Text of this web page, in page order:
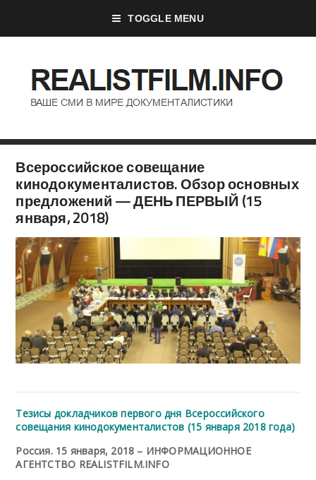
TOGGLE MENU
Всероссийское совещание
кинодокументалистов. Обзор основных
предложений — ДЕНЬ ПЕРВЫЙ (15
января, 2018)
Тезисы докладчиков первого дня Всероссийского
совещания кинодокументалистов (15 января 2018 года)
Россия. 15 января, 2018 – ИНФОРМАЦИОННОЕ
АГЕНТСТВО REALISTFILM.INFO